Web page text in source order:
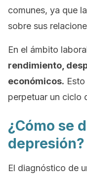
comunes, ya que
sobre sus
En el ámbito
rendimiento,
económicos.
perpetuar un ciclo
¿Cómo se
depresión?
El diagnóstico de